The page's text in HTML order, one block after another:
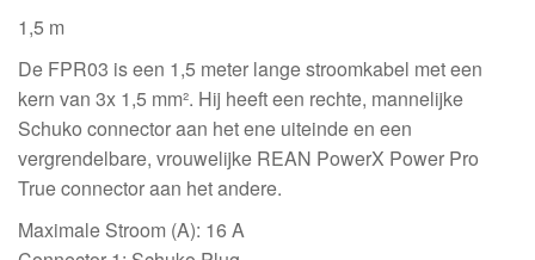
1,5 m
De FPR03 is een 1,5 meter lange stroomkabel met een
kern van 3x 1,5 mm². Hij heeft een rechte, mannelijke
Schuko connector aan het ene uiteinde en een
vergrendelbare, vrouwelijke REAN PowerX Power Pro
True connector aan het andere.
Maximale Stroom (A): 16 A